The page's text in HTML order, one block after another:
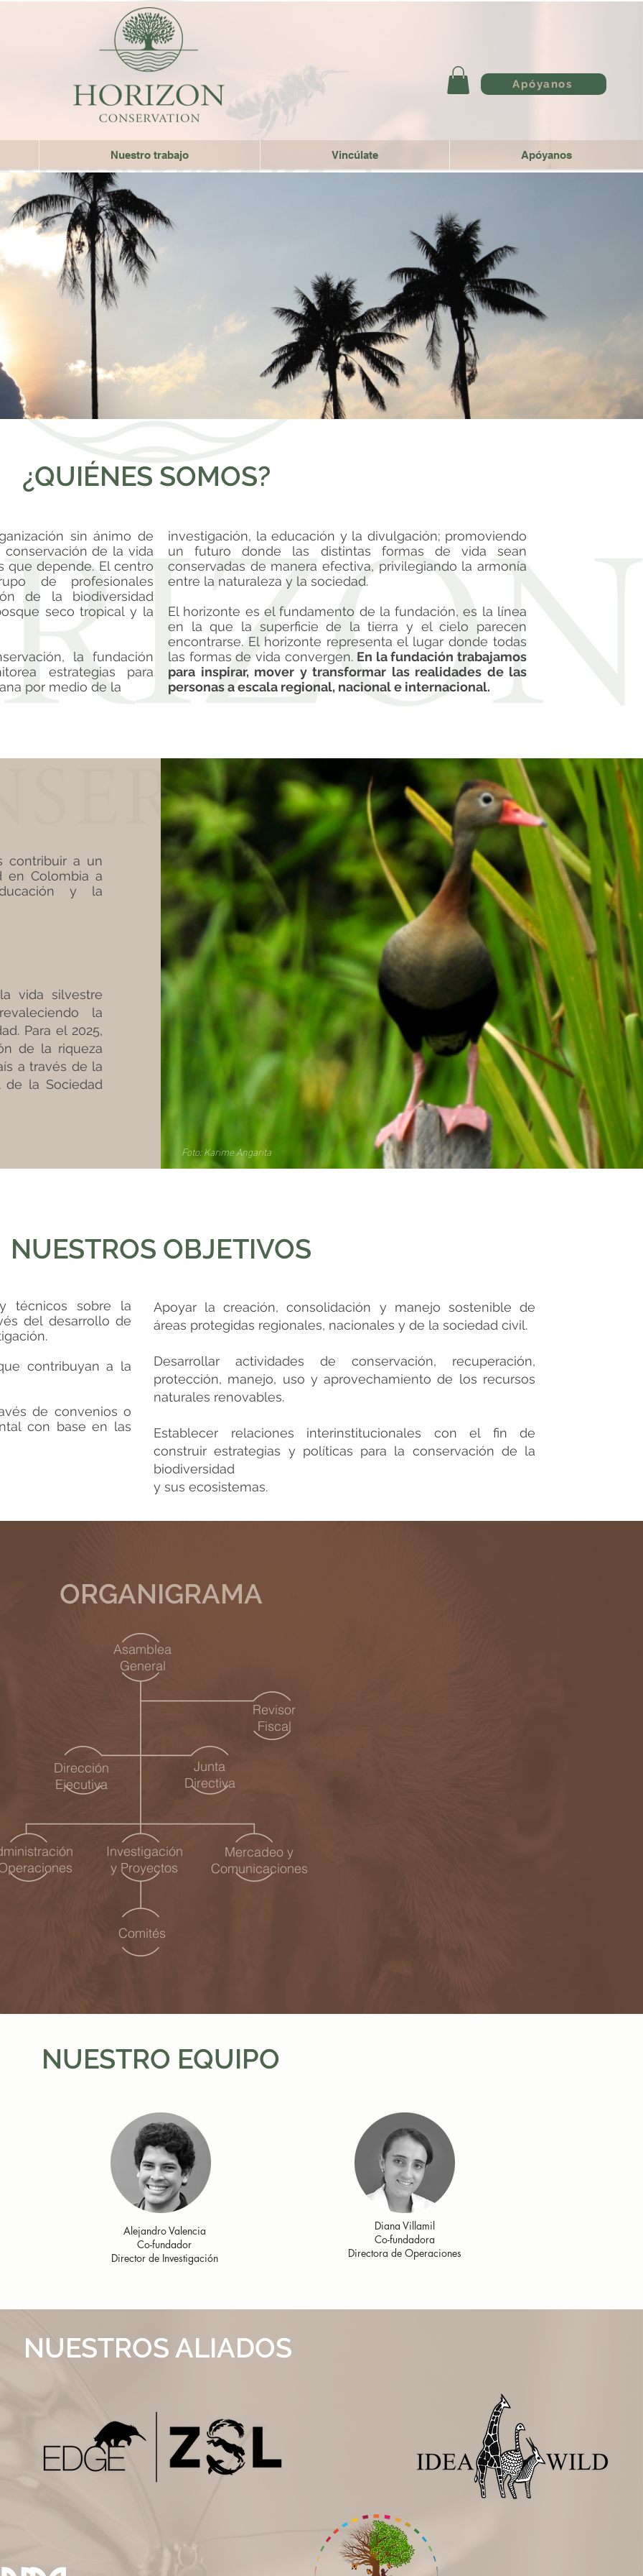
Apóyanos
Nuestro trabajo Vincúlate Apóyanos
¿QUIÉNES SOMOS?
sin ánimo de
de la vida
que depende. El centro
de profesionales
de la biodiversidad
seco tropical y la
la fundación
estrategias para
por medio de la
investigación, la educación y la divulgación; promoviendo
un futuro donde las distintas formas de vida sean
conservadas de manera efectiva, privilegiando la armonía
entre la naturaleza y la sociedad.
El horizonte es el fundamento de la fundación, es la línea
en la que la superficie de la tierra y el cielo parecen
encontrarse. El horizonte representa el lugar donde todas
las formas de vida convergen. En la fundación trabajamos
para inspirar, mover y transformar las realidades de las
personas a escala regional, nacional e internacional.
contribuir a un
en Colombia a
y la
vida silvestre
la
Para el 2025,
de la riqueza
a través de la
de la Sociedad
Foto: Karime Angarita
NUESTROS OBJETIVOS
técnicos sobre la
del desarrollo de
contribuyan a la
de convenios o
con base en las
Apoyar la creación, consolidación y manejo sostenible de
áreas protegidas regionales, nacionales y de la sociedad civil.
Desarrollar actividades de conservación, recuperación,
protección, manejo, uso y aprovechamiento de los recursos
naturales renovables.
Establecer relaciones interinstitucionales con el fin de
construir estrategias y políticas para la conservación de la
biodiversidad
y sus ecosistemas.
ORGANIGRAMA
Asamblea
General
Revisor
Fiscal
Dirección
Ejecutiva
Junta
Directiva
Investigación
y Proyectos
Mercadeo y
Comunicaciones
Comités
NUESTRO EQUIPO
Alejandro Valencia
Co-fundador
Director de Investigación
Diana Villamil
Co-fundadora
Directora de Operaciones
NUESTROS ALIADOS